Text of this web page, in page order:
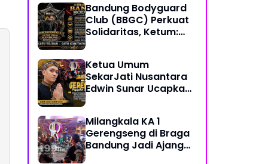
Bandung Bodyguard
Club (BBGC) Perkuat
Solidaritas, Ketum:
Ketua Umum
SekarJati Nusantara
Edwin Sunar Ucapkan
Milangkala KA 1
Gerengseng di Braga
Bandung Jadi Ajang